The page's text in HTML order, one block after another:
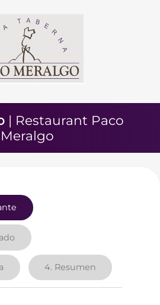
| Restaurant Paco
Meralgo
4. Resumen